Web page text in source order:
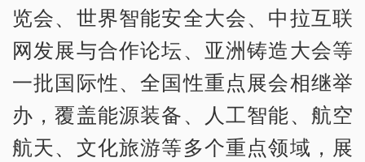
览会、世界智能安全大会、中拉互联
网发展与合作论坛、亚洲铸造大会等
一批国际性、全国性重点展会相继举
办，覆盖能源装备、人工智能、航空
航天、文化旅游等多个重点领域，展